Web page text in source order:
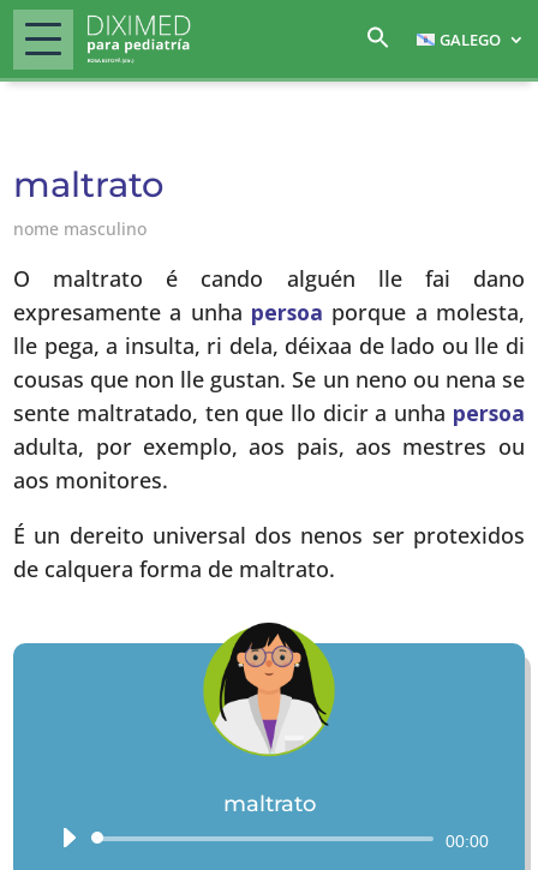
GALEGO
maltrato
nome masculino
O maltrato é cando alguén lle fai dano
expresamente a unha persoa porque a molesta,
lle pega, a insulta, ri dela, déixaa de lado ou lle di
cousas que non lle gustan. Se un neno ou nena se
sente maltratado, ten que llo dicir a unha persoa
adulta, por exemplo, aos pais, aos mestres ou
aos monitores.
É un dereito universal dos nenos ser protexidos
de calquera forma de maltrato.
maltrato
Reproductor
00:00